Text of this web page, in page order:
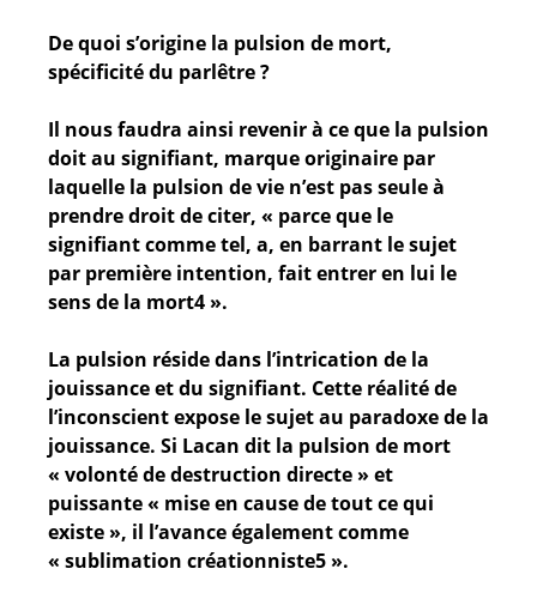
De quoi s’origine la pulsion de mort,
spécificité du parlêtre ?
Il nous faudra ainsi revenir à ce que la pulsion
doit au signifiant, marque originaire par
laquelle la pulsion de vie n’est pas seule à
prendre droit de citer, « parce que le
signifiant comme tel, a, en barrant le sujet
par première intention, fait entrer en lui le
sens de la mort4 ».
La pulsion réside dans l’intrication de la
jouissance et du signifiant. Cette réalité de
l’inconscient expose le sujet au paradoxe de la
jouissance. Si Lacan dit la pulsion de mort
« volonté de destruction directe » et
puissante « mise en cause de tout ce qui
existe », il l’avance également comme
« sublimation créationniste5 ».